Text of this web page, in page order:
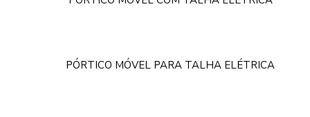
PÓRTICO MÓVEL PARA TALHA ELÉTRICA